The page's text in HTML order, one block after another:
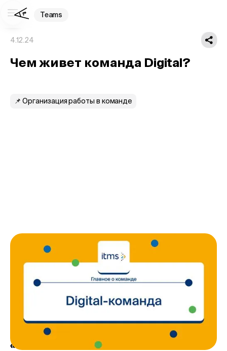
Teams
4.12.24
Чем живет команда Digital?
📌 Организация работы в команде
Главное правило команды Digital – это
отсутствие шаблонов. Уже интересно,
правда? Поэтому в этой статье мы
поговорим о том, с чем еще ты не
встретишься в нашей команде. Итак, …
«Спасибо, когда-нибудь